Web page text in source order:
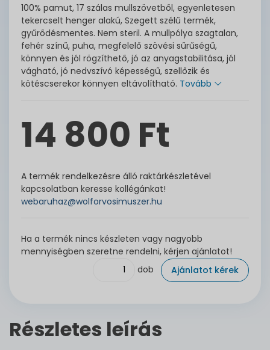
100% pamut, 17 szálas mullszövetből, egyenletesen
tekercselt henger alakú, Szegett szélű termék,
gyűrődésmentes. Nem steril. A mullpólya szagtalan,
fehér színű, puha, megfelelő szövési sűrűségű,
könnyen és jól rögzíthető, jó az anyagstabilitása, jól
vágható, jó nedvszívó képességű, szellőzik és
kötéscserekor könnyen eltávolítható. Tovább
14 800 Ft
A termék rendelkezésre álló raktárkészletével
kapcsolatban keresse kollégánkat!
webaruhaz@wolforvosimuszer.hu
Ha a termék nincs készleten vagy nagyobb
mennyiségben szeretne rendelni, kérjen ajánlatot!
dob
Ajánlatot kérek
Részletes leírás